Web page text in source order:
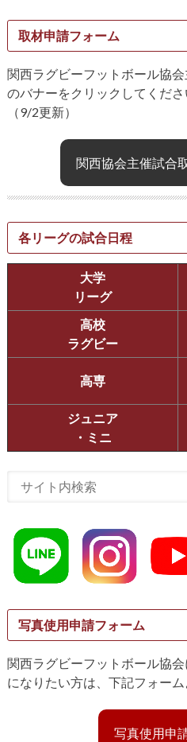
取材申請フォーム
関西ラグビーフットボール協
のバナーをクリックしてくださ
（9/2更新）
関西協会主催試合
各リーグの試合日程
大学
リーグ
高校
ラグビー
高専
ジュニア
・ミニ
写真使用申請フォーム
関西ラグビーフットボール協
になりたい方は、下記フォーム
写真使用申